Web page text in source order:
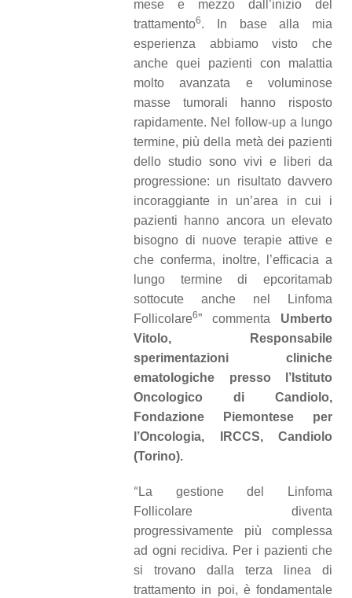
mese e mezzo dall’inizio del
trattamento6. In base alla mia
esperienza abbiamo visto che
anche quei pazienti con malattia
molto avanzata e voluminose
masse tumorali hanno risposto
rapidamente. Nel follow-up a lungo
termine, più della metà dei pazienti
dello studio sono vivi e liberi da
progressione: un risultato davvero
incoraggiante in un’area in cui i
pazienti hanno ancora un elevato
bisogno di nuove terapie attive e
che conferma, inoltre, l’efficacia a
lungo termine di epcoritamab
sottocute anche nel Linfoma
Follicolare6” commenta Umberto
Vitolo, Responsabile
sperimentazioni cliniche
ematologiche presso l’Istituto
Oncologico di Candiolo,
Fondazione Piemontese per
l’Oncologia, IRCCS, Candiolo
(Torino).
“La gestione del Linfoma
Follicolare diventa
progressivamente più complessa
ad ogni recidiva. Per i pazienti che
si trovano dalla terza linea di
trattamento in poi, è fondamentale